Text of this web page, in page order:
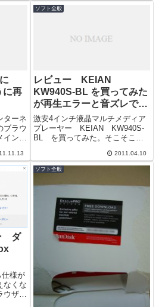
＾...
に再
ターネ
ブラウ
ンに
やす
ソフト全般
レビュー KEIAN
KW940S-BL を買ってみた
が再生エラーと音ズレでお
手上げになった人が読むと
ちょっとだけ幸せになれる
かもしれない記事をがんば
激安4インチ液晶マルチメディア
プレーヤー KEIAN KW940S-
BL を買ってみた。そこそこ売
ューが少ない商品だ。もしかする
と...
2011.04.10
ダ
仕様が
なくな
ウザが
ソフト全般